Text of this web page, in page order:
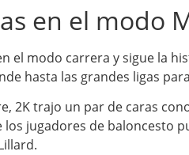
en el modo
el modo carrera y sigue la
hasta las grandes ligas
2K trajo un par de caras
jugadores de baloncesto